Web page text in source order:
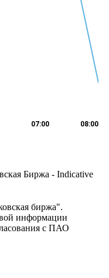
07:00 08:00
Биржа - Indicative
биржа".
информации
с ПАО